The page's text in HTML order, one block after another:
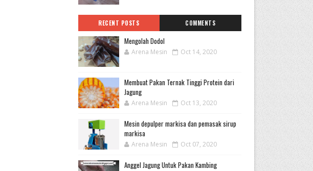
RECENT POSTS COMMENTS
Mengolah Dodol
Arena Mesin Oct 14, 2020
Membuat Pakan Ternak Tinggi Protein dari
Jagung
Arena Mesin Oct 13, 2020
Mesin depulper markisa dan pemasak sirup
markisa
Arena Mesin Oct 07, 2020
Anggel Jagung Untuk Pakan Kambing